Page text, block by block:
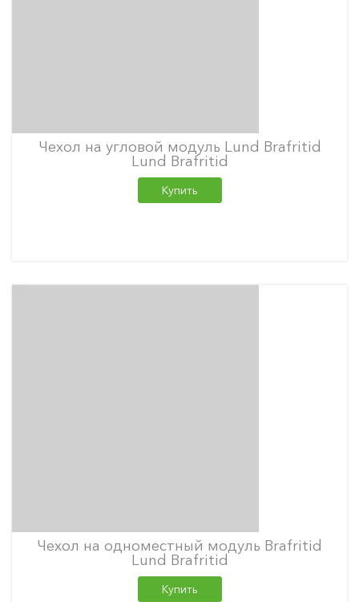
Чехол на угловой модуль Lund Brafritid
Lund Brafritid
Купить
Чехол на одноместный модуль Brafritid
Lund Brafritid
Купить